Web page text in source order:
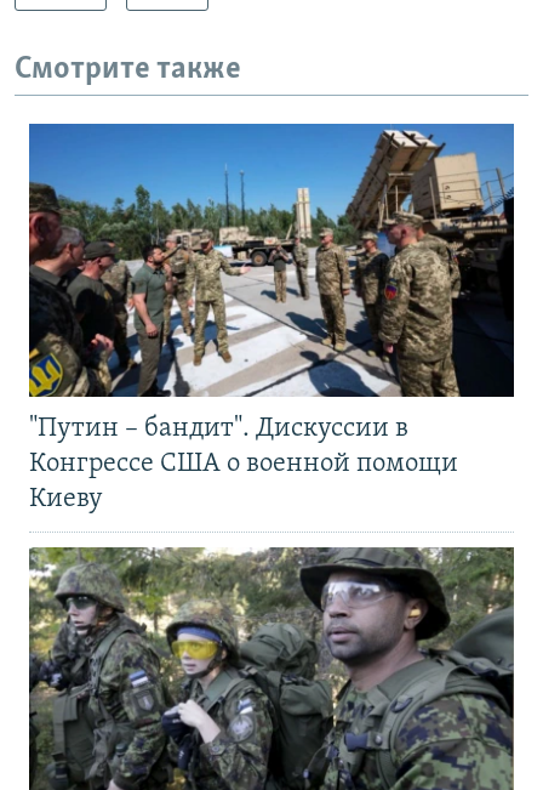
Смотрите также
"Путин – бандит". Дискуссии в
Конгрессе США о военной помощи
Киеву